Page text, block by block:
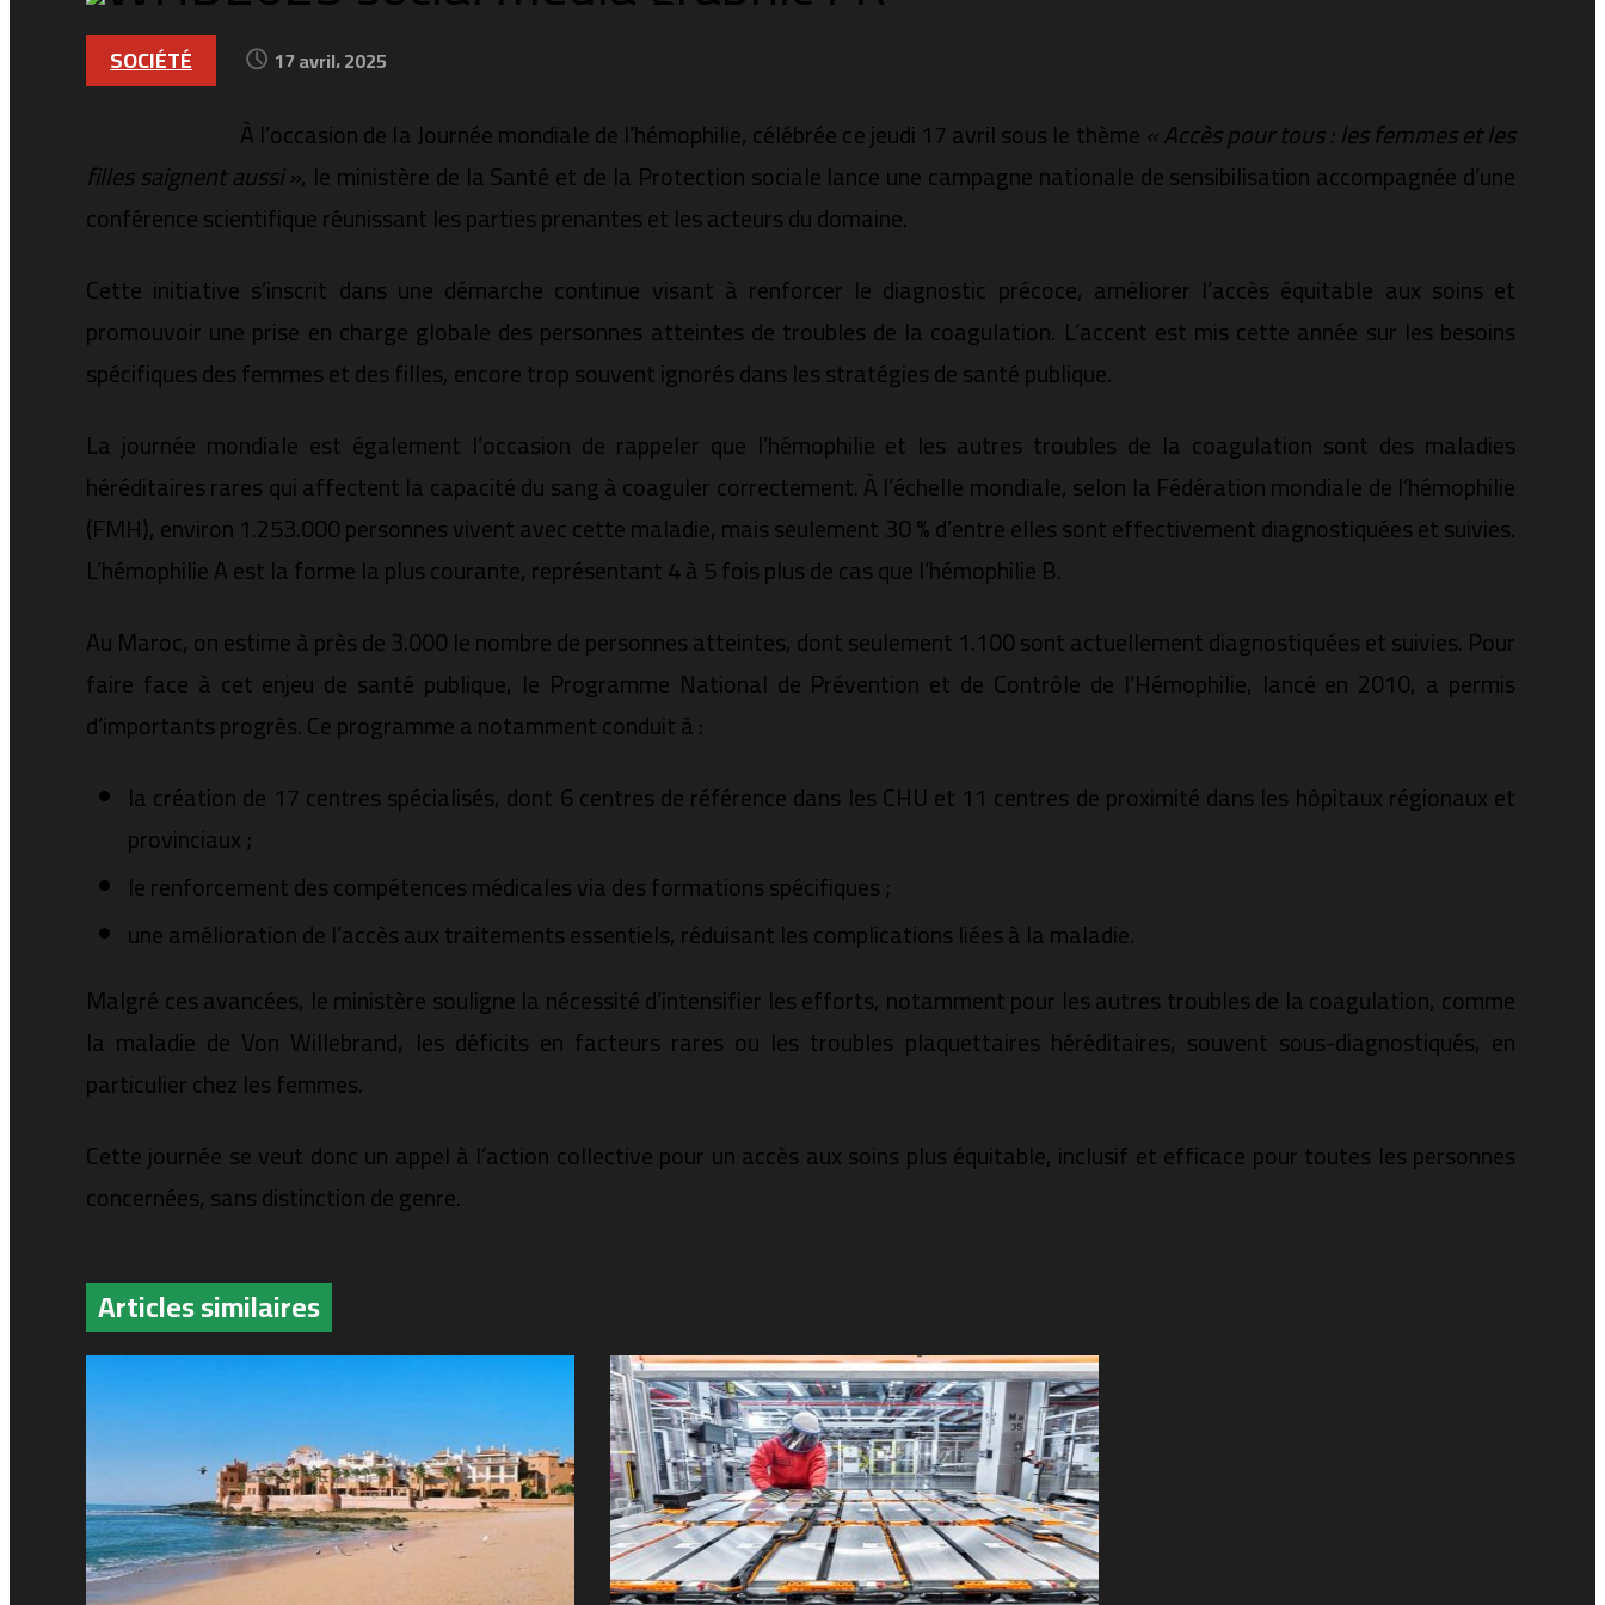
SOCIÉTÉ 17 avril، 2025
À l’occasion de la Journée mondiale de l’hémophilie, célébrée ce jeudi 17 avril sous le thème« Accès pour tous : les femmes et les
filles saignent aussi », le ministère de la Santé et de la Protection sociale lance une campagne nationale de sensibilisation accompagnée d’une
conférence scientifique réunissant les parties prenantes et les acteurs du domaine.
Cette initiative s’inscrit dans une démarche continue visant à renforcer le diagnostic précoce, améliorer l’accès équitable aux soins et
promouvoir une prise en charge globale des personnes atteintes de troubles de la coagulation. L’accent est mis cette année sur les besoins
spécifiques des femmes et des filles, encore trop souvent ignorés dans les stratégies de santé publique.
La journée mondiale est également l’occasion de rappeler que l’hémophilie et les autres troubles de la coagulation sont des maladies
héréditaires rares qui affectent la capacité du sang à coaguler correctement. À l’échelle mondiale, selon la Fédération mondiale de l’hémophilie
(FMH), environ 1.253.000 personnes vivent avec cette maladie, mais seulement 30 % d’entre elles sont effectivement diagnostiquées et suivies.
L’hémophilie A est la forme la plus courante, représentant 4 à 5 fois plus de cas que l’hémophilie B.
Au Maroc, on estime à près de 3.000 le nombre de personnes atteintes, dont seulement 1.100 sont actuellement diagnostiquées et suivies. Pour
faire face à cet enjeu de santé publique, le Programme National de Prévention et de Contrôle de l’Hémophilie, lancé en 2010, a permis
d’importants progrès. Ce programme a notamment conduit à :
la création de 17 centres spécialisés, dont 6 centres de référence dans les CHU et 11 centres de proximité dans les hôpitaux régionaux et
provinciaux ;
le renforcement des compétences médicales via des formations spécifiques ;
une amélioration de l’accès aux traitements essentiels, réduisant les complications liées à la maladie.
Malgré ces avancées, le ministère souligne la nécessité d’intensifier les efforts, notamment pour les autres troubles de la coagulation, comme
la maladie de Von Willebrand, les déficits en facteurs rares ou les troubles plaquettaires héréditaires, souvent sous-diagnostiqués, en
particulier chez les femmes.
Cette journée se veut donc un appel à l’action collective pour un accès aux soins plus équitable, inclusif et efficace pour toutes les personnes
concernées, sans distinction de genre.
Articles similaires